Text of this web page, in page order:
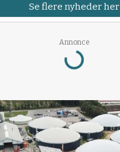
Se flere nyheder her
Annonce
Loading...